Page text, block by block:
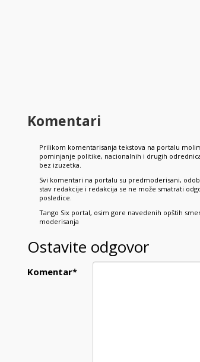
Komentari
Prilikom komentarisanja tekstova na portalu
pominjanje politike, nacionalnih i drugih
bez izuzetka.
Svi komentari na portalu su predmoderisani,
stav redakcije i redakcija se ne može smatrati
posledice.
Tango Six portal, osim gore navedenih opštih
moderisanja
Ostavite odgovor
Komentar*